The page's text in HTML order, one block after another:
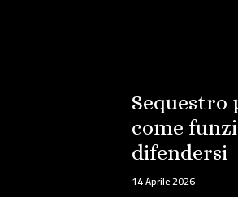
Sequestro
come
difendersi
14 Aprile 2026